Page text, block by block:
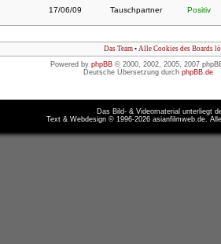
17/06/09 Tauschpartner Positiv
Das Team • Alle Cookies des Boards
Powered by phpBB © 2000, 2002, 2005, 2007
Deutsche Übersetzung durch phpBB.de
Das Bild- & Videomaterial unterliegt
Text & Webdesign © 1996-2026 asianfilmweb.de.